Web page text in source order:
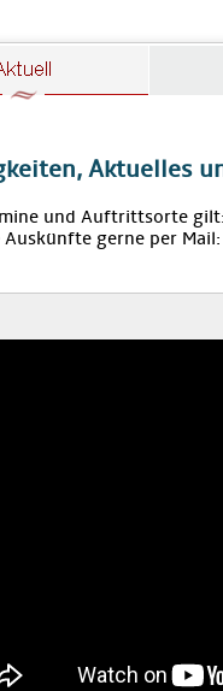
Aktuelles
und Auftrittsorte
Auskünfte gerne per